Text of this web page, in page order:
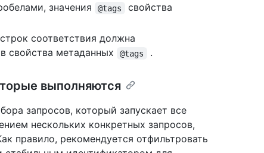
значения
@tags
свойства
соответствия должна
свойства метаданных
@tags .
выполняются
запросов, который запускает все
нескольких конкретных запросов,
правило, рекомендуется отфильтровать